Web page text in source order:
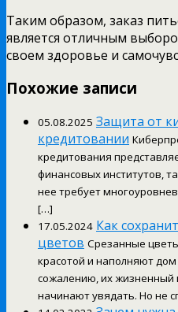
Таким образом, заказ
является отличным
своем здоровье и
Похожие записи
05.08.2025 Защита от
кредитовании
кредитования
финансовых институтов,
нее требует
[…]
17.05.2024 Как
цветов Срезанные
красотой и наполняют
сожалению, их жизненный
начинают увядать. Но не